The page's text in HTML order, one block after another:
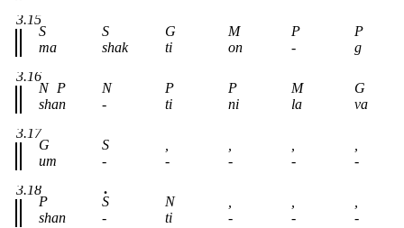
3.15
S S G M P
P
ma
shak ti on -
g
3.16
N P N P P M
G
shan
- ti ni la
va
3.17
G S
um
- - - -
-
3.18
P S N
shan
- ti - -
-